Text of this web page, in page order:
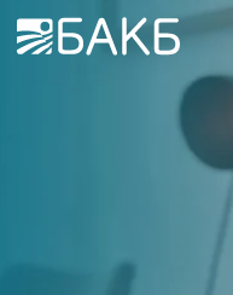
Към основното съдържание